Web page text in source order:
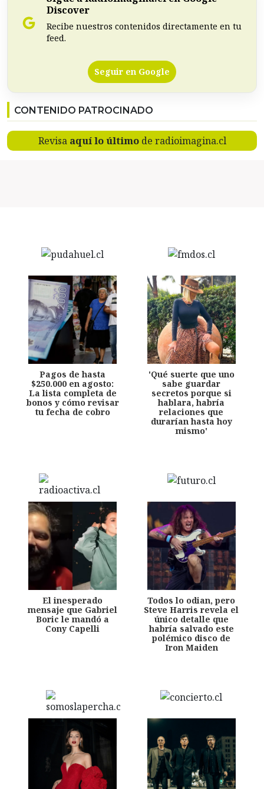
Discover
Recibe nuestros contenidos directamente en tu
feed.
Seguir en Google
CONTENIDO PATROCINADO
Revisa aquí lo últimode radioimagina.cl
Pagos de hasta
$250.000 en agosto:
La lista completa de
bonos y cómo revisar
tu fecha de cobro
'Qué suerte que uno
sabe guardar
secretos porque si
hablara, habría
relaciones que
durarían hasta hoy
mismo'
El inesperado
mensaje que Gabriel
Boric le mandó a
Cony Capelli
Todos lo odian, pero
Steve Harris revela el
único detalle que
habría salvado este
polémico disco de
Iron Maiden